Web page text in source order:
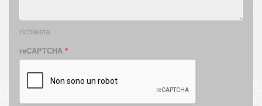
richiesta
reCAPTCHA *